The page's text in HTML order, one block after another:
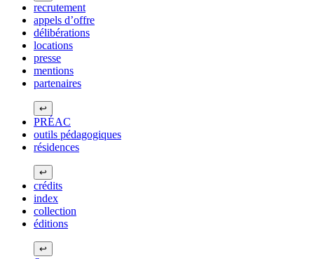
recrutement
appels d’offre
délibérations
locations
presse
mentions
partenaires
↩
PRÉAC
outils pédagogiques
résidences
↩
crédits
index
collection
éditions
↩